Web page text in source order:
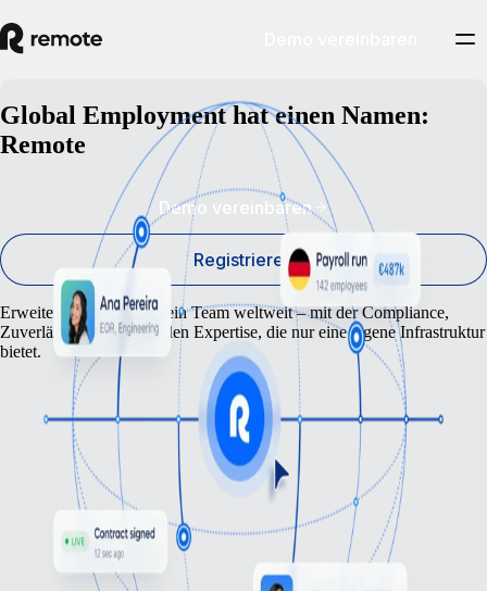
Global Employment hat einen Namen:
Remote
Erweitere und bezahle dein Team weltweit – mit der Compliance,
Zuverlässigkeit und lokalen Expertise, die nur eine eigene Infrastruktur
bietet.
Demo vereinbaren
Registrieren